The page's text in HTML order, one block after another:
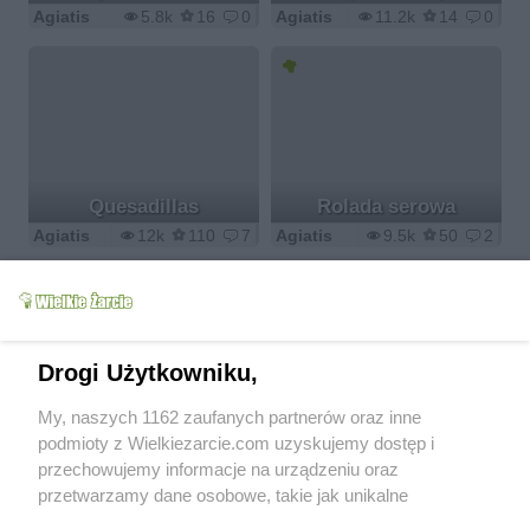
5.8k 16 0
Agiatis 11.2k 14 0
Agiatis
Quesadillas
12k 110 7
Agiatis
Rolada serowa
9.5k 50 2
Agiatis
Cebula nadziewana
6.2k 22 0
Agiatis
Pizza
14.3k 132
Agiatis
Drogi Użytkowniku,
My, naszych 1162 zaufanych partnerów oraz inne
podmioty z Wielkiezarcie.com uzyskujemy dostęp i
przechowujemy informacje na urządzeniu oraz
przetwarzamy dane osobowe, takie jak unikalne